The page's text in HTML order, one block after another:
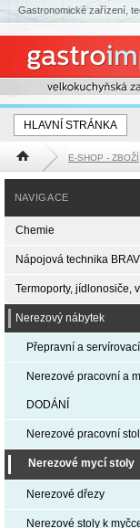
HLAVNÍ STRÁNKA
Hlavní stránka E-SHOP - ZBOŽÍ
NAVIGACE
Chemie
Nápojová technika
Termoporty, jídlonosiče,
Nerezový nábytek
Přepravní a
Nerezové pracovní a
DODÁNÍ
Nerezové pracovní
Nerezové mycí stoly
Nerezové dřezy
Nerezové stoly k
Gastronomické zařízení,